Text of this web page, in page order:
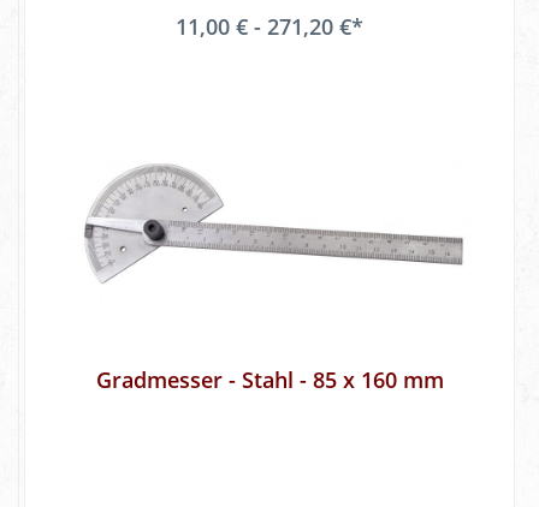
11,00 € - 271,20 €*
Gradmesser - Stahl - 85 x 160 mm